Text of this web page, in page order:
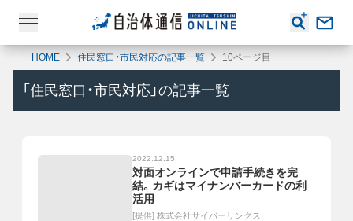
HOME 住民窓口・市民対応の記事一覧 10ページ目
「 住民窓口・市民対応 」の記事一覧
2022.12.15
対面オンラインで申請手続きを完
結。カギはマイナンバーカードの利
活用
[提供] 株式会社サイバーリンクス